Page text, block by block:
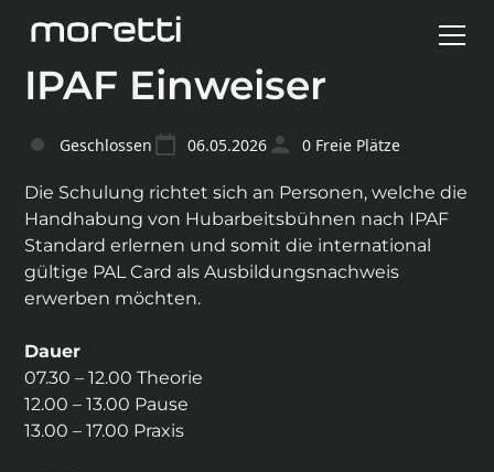
IPAF Einweiser
Geschlossen 06.05.2026 0 Freie Plätze
Die Schulung richtet sich an Personen, welche die
Handhabung von Hubarbeitsbühnen nach IPAF
Standard erlernen und somit die international
gültige PAL Card als Ausbildungsnachweis
erwerben möchten.
Dauer
07.30 – 12.00 Theorie
12.00 – 13.00 Pause
13.00 – 17.00 Praxis